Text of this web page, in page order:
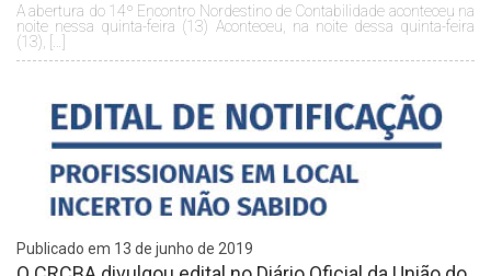
A abertura do 14º Encontro Nordestino de Contabilidade aconteceu na
noite nessa quinta-feira (13) Aconteceu, na noite dessa quinta-feira
(13), […]
Publicado em 13 de junho de 2019